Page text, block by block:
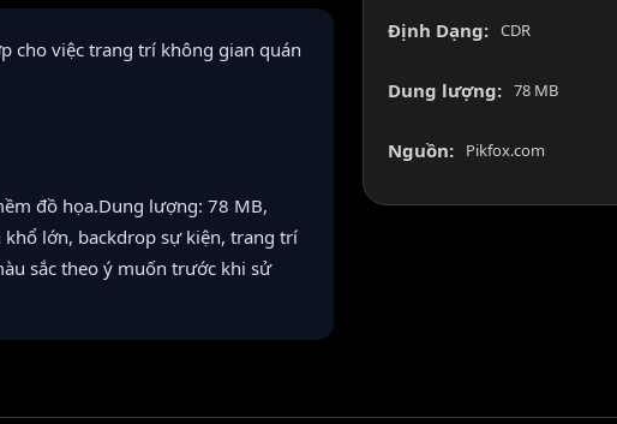
cho việc trang trí không gian quán
đồ họa.Dung lượng: 78 MB,
lớn, backdrop sự kiện, trang trí
sắc theo ý muốn trước khi sử
Định Dạng: CDR
Dung lượng: 78 MB
Nguồn: Pikfox.com